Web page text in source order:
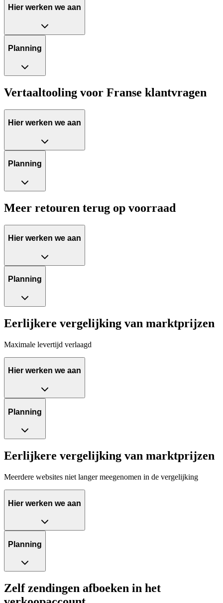
Hier werken we aan
Planning
Vertaaltooling voor Franse klantvragen
Hier werken we aan
Planning
Meer retouren terug op voorraad
Hier werken we aan
Planning
Eerlijkere vergelijking van marktprijzen
Maximale levertijd verlaagd
Hier werken we aan
Planning
Eerlijkere vergelijking van marktprijzen
Meerdere websites niet langer meegenomen in de vergelijking
Hier werken we aan
Planning
Zelf zendingen afboeken in het